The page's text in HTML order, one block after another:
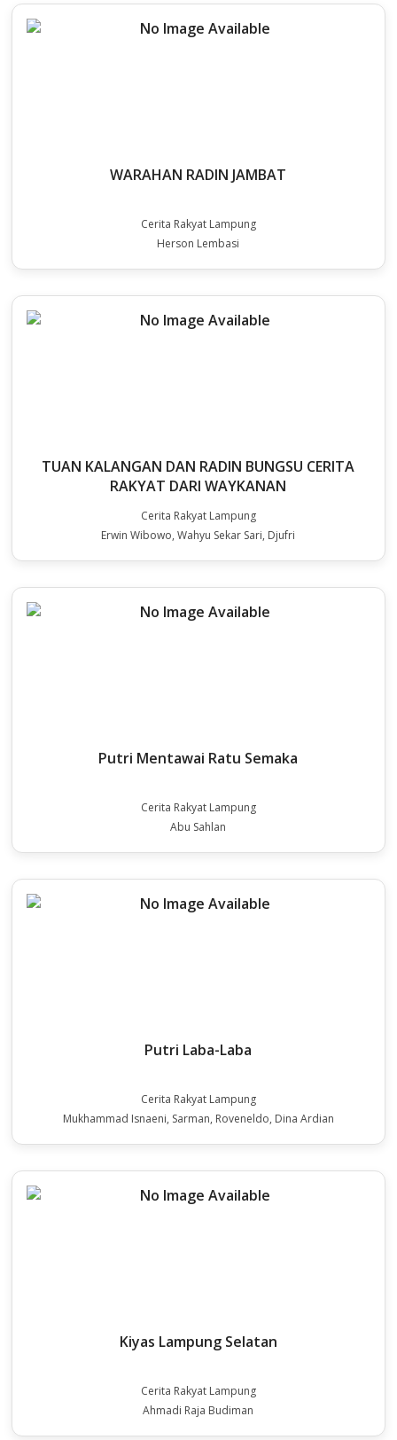
WARAHAN RADIN JAMBAT
Cerita Rakyat Lampung
Herson Lembasi
TUAN KALANGAN DAN RADIN BUNGSU CERITA
RAKYAT DARI WAYKANAN
Cerita Rakyat Lampung
Erwin Wibowo, Wahyu Sekar Sari, Djufri
Putri Mentawai Ratu Semaka
Cerita Rakyat Lampung
Abu Sahlan
Putri Laba-Laba
Cerita Rakyat Lampung
Mukhammad Isnaeni, Sarman, Roveneldo, Dina Ardian
Kiyas Lampung Selatan
Cerita Rakyat Lampung
Ahmadi Raja Budiman